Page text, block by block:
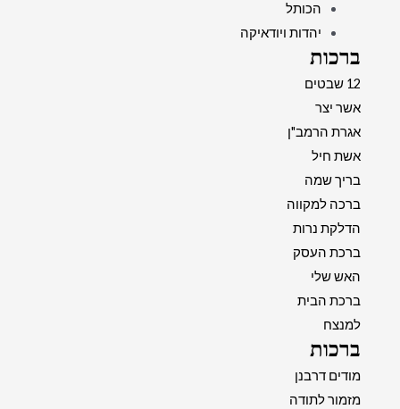
הכותל
יהדות ויודאיקה
ברכות
12 שבטים
אשר יצר
אגרת הרמב"ן
אשת חיל
בריך שמה
ברכה למקווה
הדלקת נרות
ברכת העסק
האש שלי
ברכת הבית
למנצח
ברכות
מודים דרבנן
מזמור לתודה